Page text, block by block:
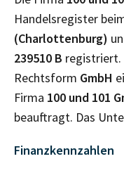
Handelsregister
(Charlottenburg)
239510 B registriert.
Rechtsform GmbH
Firma 100 und 101
beauftragt. Das
Finanzkennzahlen